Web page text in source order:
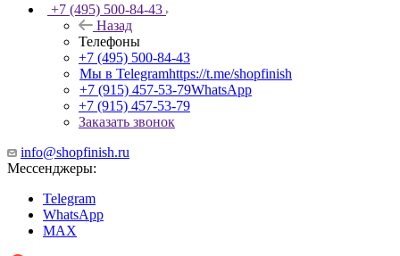
+7 (495) 500-84-43
Назад
Телефоны
+7 (495) 500-84-43
Мы в Telegramhttps://t.me/shopfinish
+7 (915) 457-53-79WhatsApp
+7 (915) 457-53-79
Заказать звонок
info@shopfinish.ru
Мессенджеры:
Telegram
WhatsApp
MAX